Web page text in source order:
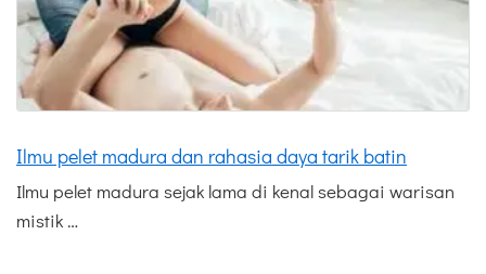
Ilmu pelet madura dan rahasia daya tarik batin
Ilmu pelet madura sejak lama di kenal sebagai warisan
mistik …